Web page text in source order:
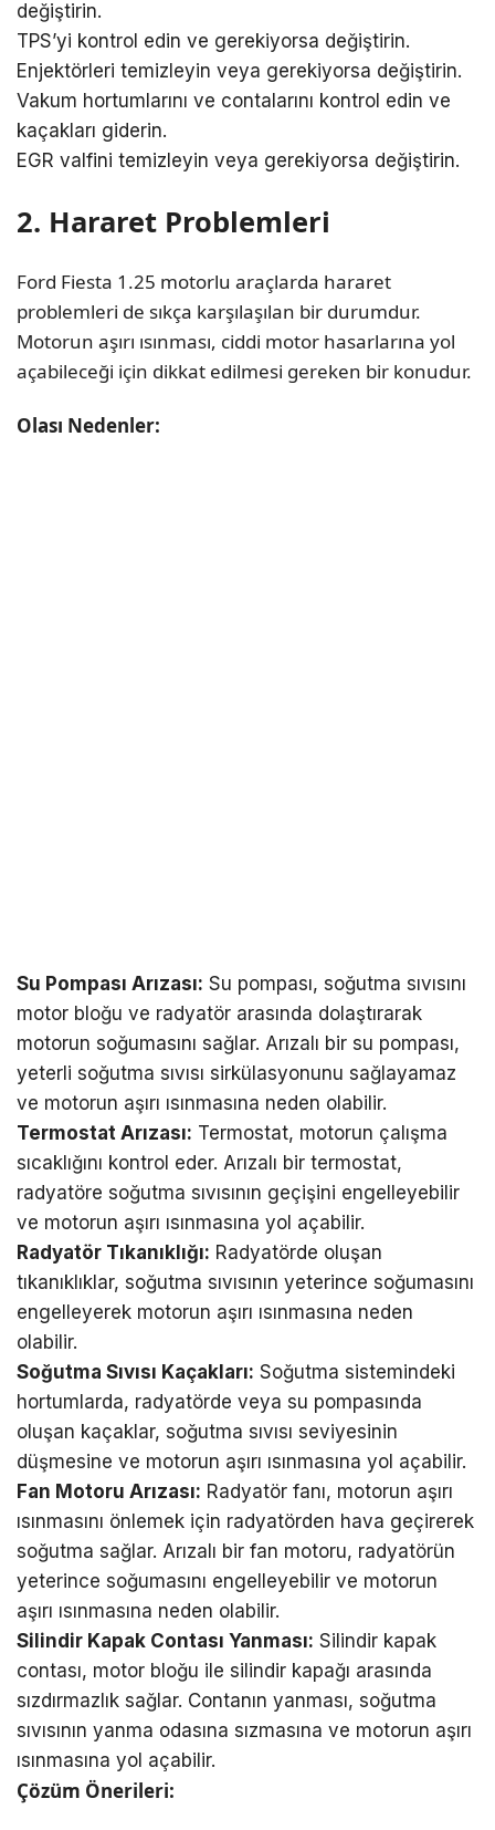
değiştirin.
TPS’yi kontrol edin ve gerekiyorsa değiştirin.
Enjektörleri temizleyin veya gerekiyorsa değiştirin.
Vakum hortumlarını ve contalarını kontrol edin ve
kaçakları giderin.
EGR valfini temizleyin veya gerekiyorsa değiştirin.
2. Hararet Problemleri
Ford Fiesta 1.25 motorlu araçlarda hararet
problemleri de sıkça karşılaşılan bir durumdur.
Motorun aşırı ısınması, ciddi motor hasarlarına yol
açabileceği için dikkat edilmesi gereken bir konudur.
Olası Nedenler:
Su Pompası Arızası: Su pompası, soğutma sıvısını
motor bloğu ve radyatör arasında dolaştırarak
motorun soğumasını sağlar. Arızalı bir su pompası,
yeterli soğutma sıvısı sirkülasyonunu sağlayamaz
ve motorun aşırı ısınmasına neden olabilir.
Termostat Arızası: Termostat, motorun çalışma
sıcaklığını kontrol eder. Arızalı bir termostat,
radyatöre soğutma sıvısının geçişini engelleyebilir
ve motorun aşırı ısınmasına yol açabilir.
Radyatör Tıkanıklığı: Radyatörde oluşan
tıkanıklıklar, soğutma sıvısının yeterince soğumasını
engelleyerek motorun aşırı ısınmasına neden
olabilir.
Soğutma Sıvısı Kaçakları: Soğutma sistemindeki
hortumlarda, radyatörde veya su pompasında
oluşan kaçaklar, soğutma sıvısı seviyesinin
düşmesine ve motorun aşırı ısınmasına yol açabilir.
Fan Motoru Arızası: Radyatör fanı, motorun aşırı
ısınmasını önlemek için radyatörden hava geçirerek
soğutma sağlar. Arızalı bir fan motoru, radyatörün
yeterince soğumasını engelleyebilir ve motorun
aşırı ısınmasına neden olabilir.
Silindir Kapak Contası Yanması: Silindir kapak
contası, motor bloğu ile silindir kapağı arasında
sızdırmazlık sağlar. Contanın yanması, soğutma
sıvısının yanma odasına sızmasına ve motorun aşırı
ısınmasına yol açabilir.
Çözüm Önerileri: